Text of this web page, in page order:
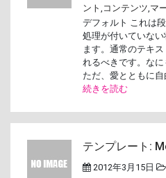
ント , コンテンツ,マ
デフォルト これは
処理が付いていな
ます。通常のテキ
れるべきです。なに
ただ、愛とともに
続きを読む
テンプレート:
2012年3月15日